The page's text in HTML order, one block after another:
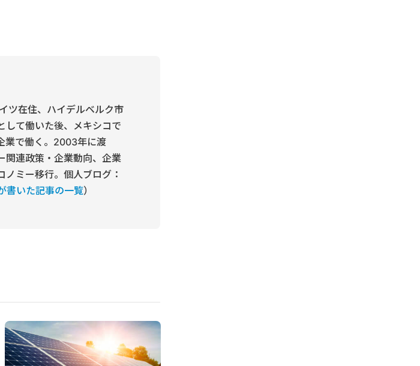
ツ在住、ハイデルベルク市
して働いた後、メキシコで
業で働く。2003年に渡
関連政策・企業動向、企業
ミー移行。個人ブログ：
書いた記事の一覧）